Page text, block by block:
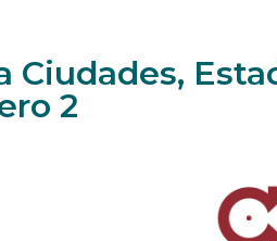
Ciudades,
2